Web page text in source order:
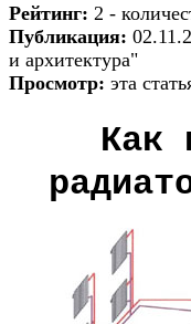
Рейтинг: 2 -
Публикация:
и архитектура"
Просмотр: эта
Как